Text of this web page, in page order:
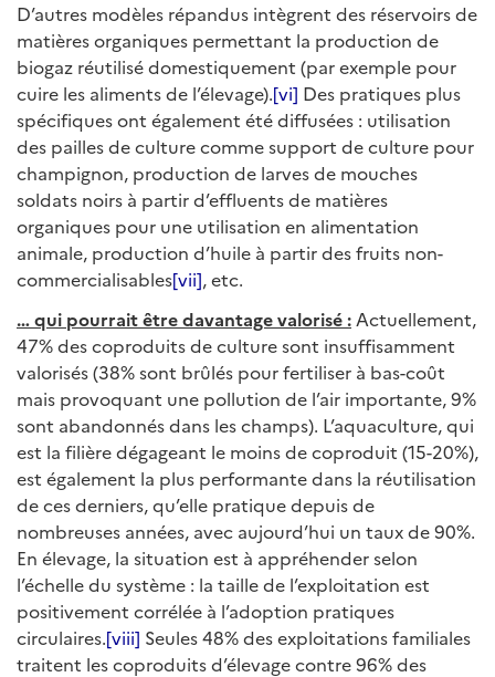
D’autres modèles répandus intègrent des réservoirs de
matières organiques permettant la production de
biogaz réutilisé domestiquement (par exemple pour
cuire les aliments de l’élevage).[vi] Des pratiques plus
spécifiques ont également été diffusées : utilisation
des pailles de culture comme support de culture pour
champignon, production de larves de mouches
soldats noirs à partir d’effluents de matières
organiques pour une utilisation en alimentation
animale, production d’huile à partir des fruits non-
commercialisables[vii], etc.
… qui pourrait être davantage valorisé : Actuellement,
47% des coproduits de culture sont insuffisamment
valorisés (38% sont brûlés pour fertiliser à bas-coût
mais provoquant une pollution de l’air importante, 9%
sont abandonnés dans les champs). L’aquaculture, qui
est la filière dégageant le moins de coproduit (15-20%),
est également la plus performante dans la réutilisation
de ces derniers, qu’elle pratique depuis de
nombreuses années, avec aujourd’hui un taux de 90%.
En élevage, la situation est à appréhender selon
l’échelle du système : la taille de l’exploitation est
positivement corrélée à l’adoption pratiques
circulaires.[viii] Seules 48% des exploitations familiales
traitent les coproduits d’élevage contre 96% des